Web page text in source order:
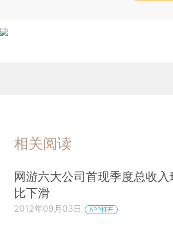
相关阅读
网游六大公司首现季度总收入
比下滑
2012年09月03日 APP打开